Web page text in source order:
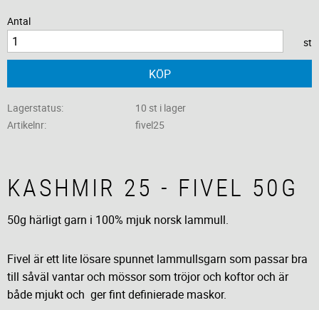
Antal
st
KÖP
Lagerstatus
10 st i lager
Artikelnr
fivel25
KASHMIR 25 - FIVEL 50G
50g härligt garn i 100% mjuk norsk lammull.
Fivel är ett lite lösare spunnet lammullsgarn som passar bra
till såväl vantar och mössor som tröjor och koftor och är
både mjukt och ger fint definierade maskor.